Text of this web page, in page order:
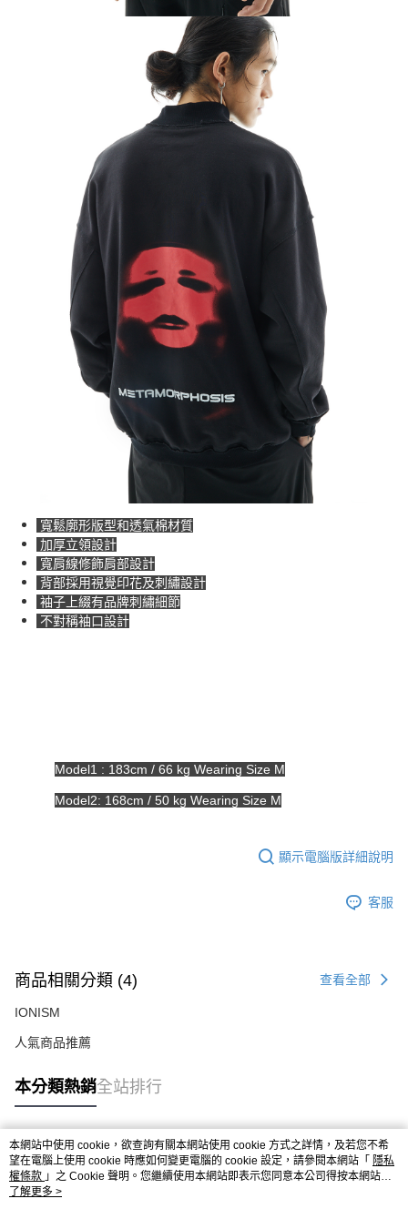
寬鬆廓形版型和透氣棉材質
加厚立領設計
寬肩線修飾肩部設計
背部採用視覺印花及刺繡設計
袖子上綴有品牌刺繡細節
不對稱袖口設計
Model1 : 183cm / 66 kg Wearing Size M
Model2: 168cm / 50 kg Wearing Size M
顯示電腦版詳細說明
客服
商品相關分類 (4) 查看全部
IONISM
人氣商品推薦
本分類熱銷全站排行
熱門標籤
本網站中使用 cookie，欲查詢有關本網站使用 cookie 方式之詳情，及若您不希
望在電腦上使用 cookie 時應如何變更電腦的 cookie 設定，請參閱本網站「 隱私
權條款 」之 Cookie 聲明。您繼續使用本網站即表示您同意本公司得按本網站使
用條款之 Cookie 聲明使用 cookie。
了解更多 >